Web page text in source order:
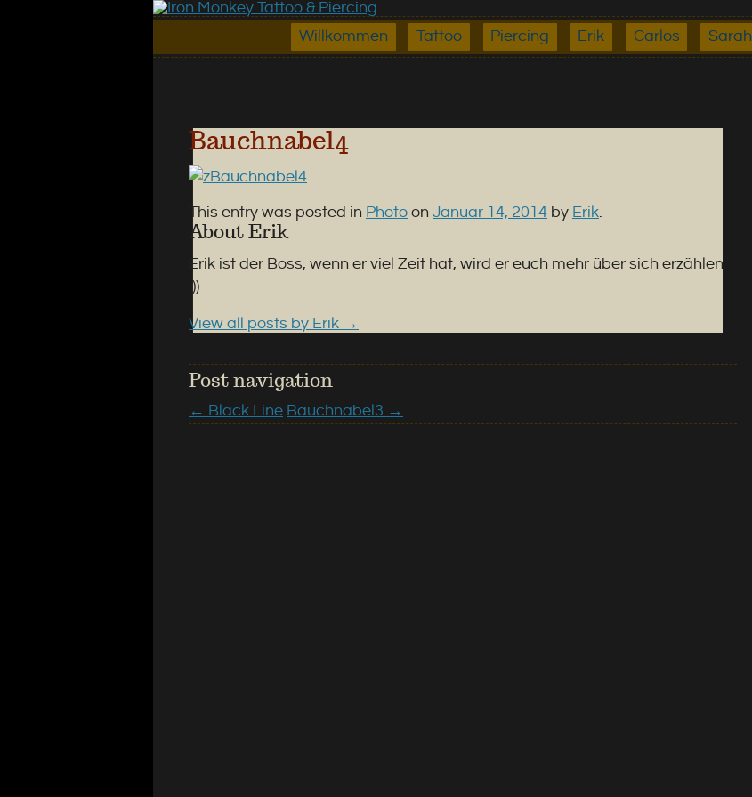
Willkommen Tattoo Piercing Erik Carlos Sarah
Bauchnabel4
This entry was posted in Photo on Januar 14, 2014 by Erik.
About Erik
Erik ist der Boss, wenn er viel Zeit hat, wird er euch mehr über sich erzählen
;))
View all posts by Erik →
Post navigation
← Black Line Bauchnabel3 →